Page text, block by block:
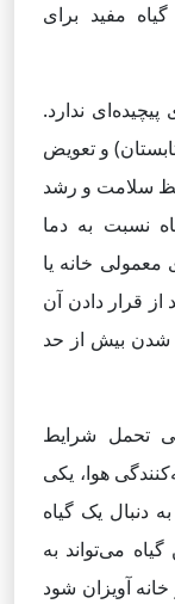
مفید برای
ندارد.
و تعویض
سلامت و رشد
نسبت به دما
خانه یا
از قرار دادن آن
بیش از حد
تحمل شرایط
هوا، یکی
دنبال یک گیاه
گیاه می‌تواند به
آویزان شود